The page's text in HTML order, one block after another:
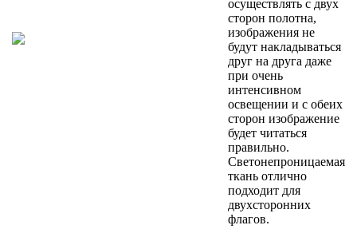
осуществлять с двух
сторон полотна,
изображения не
будут накладываться
друг на друга даже
при очень
интенсивном
освещении и с обеих
сторон изображение
будет читаться
правильно.
Светонепроницаемая
ткань отлично
подходит для
двухсторонних
флагов.